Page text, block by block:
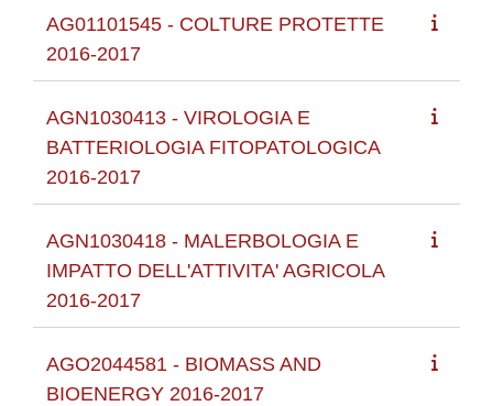
AG01101545 - COLTURE PROTETTE
2016-2017
AGN1030413 - VIROLOGIA E
BATTERIOLOGIA FITOPATOLOGICA
2016-2017
AGN1030418 - MALERBOLOGIA E
IMPATTO DELL'ATTIVITA' AGRICOLA
2016-2017
AGO2044581 - BIOMASS AND
BIOENERGY 2016-2017